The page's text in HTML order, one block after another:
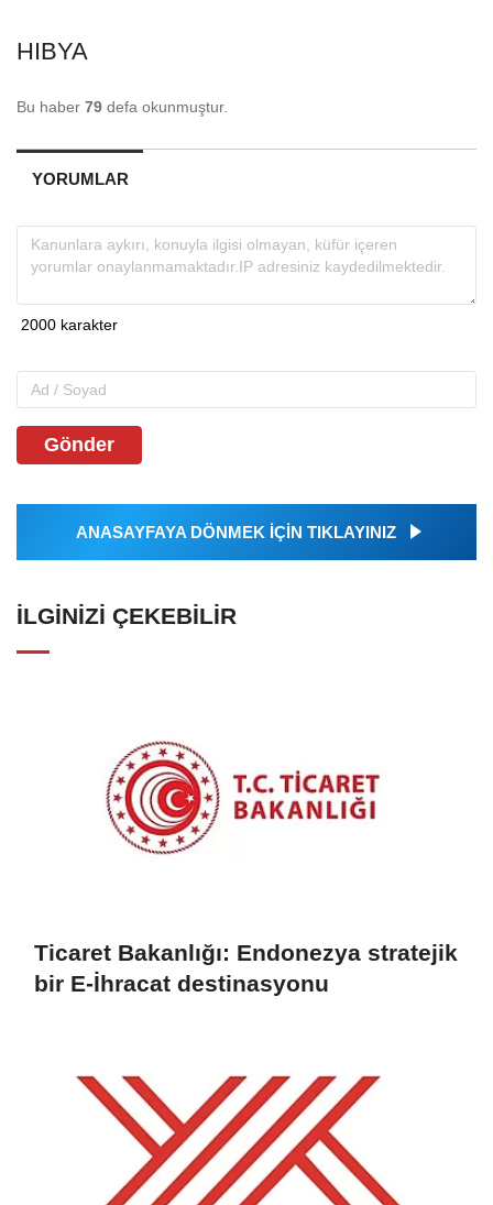
HIBYA
Bu haber 79 defa okunmuştur.
YORUMLAR
Gönder
ANASAYFAYA DÖNMEK İÇİN TIKLAYINIZ
İLGINIZI ÇEKEBILIR
Ticaret Bakanlığı: Endonezya stratejik
bir E-İhracat destinasyonu